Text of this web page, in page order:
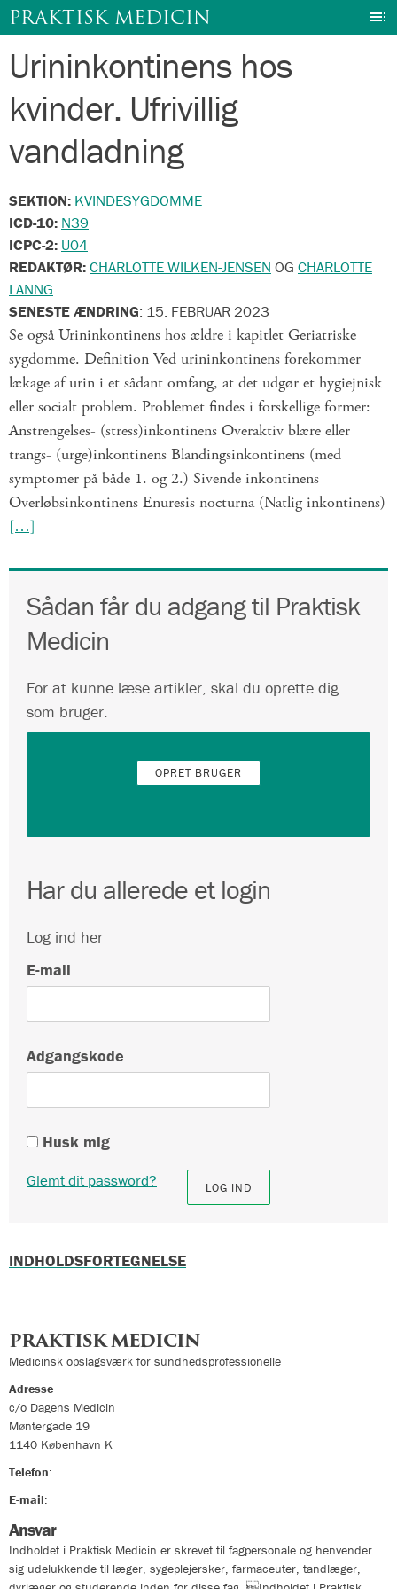
Gå
indhold
PRAKTISK MEDICIN
Urininkontinens hos
kvinder. Ufrivillig
vandladning
SEKTION: KVINDESYGDOMME
ICD-10: N39
ICPC-2: U04
REDAKTØR:CHARLOTTE WILKEN-JENSEN OG CHARLOTTE
LANNG
SENESTE ÆNDRING: 15. FEBRUAR 2023
Se også Urininkontinens hos ældre i kapitlet Geriatriske
sygdomme. Definition Ved urininkontinens forekommer
lækage af urin i et sådant omfang, at det udgør et hygiejnisk
eller socialt problem. Problemet findes i forskellige former:
Anstrengelses- (stress)inkontinens Overaktiv blære eller
trangs- (urge)inkontinens Blandingsinkontinens (med
symptomer på både 1. og 2.) Sivende inkontinens
Overløbsinkontinens Enuresis nocturna (Natlig inkontinens)
[…]
Sådan får du adgang til Praktisk
Medicin
For at kunne læse artikler, skal du oprette dig
som bruger.
OPRET BRUGER
Har du allerede et login
Log ind her
E-mail
Adgangskode
Husk mig
Glemt dit password?
INDHOLDSFORTEGNELSE
PRAKTISK MEDICIN
Medicinsk opslagsværk for sundhedsprofessionelle
Adresse
c/o Dagens Medicin
Møntergade 19
1140 København K
Telefon:
E-mail:
Ansvar
Indholdet i Praktisk Medicin er skrevet til fagpersonale og henvender
sig udelukkende til læger, sygeplejersker, farmaceuter, tandlæger,